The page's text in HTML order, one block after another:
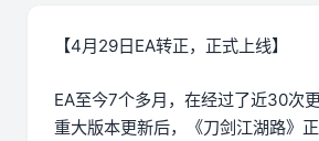
【4月29日EA转正，正式上线】
EA至今7个多月，在经过了近30次
重大版本更新后，《刀剑江湖路》